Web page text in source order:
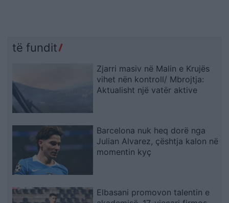
të fundit
Zjarri masiv në Malin e Krujës
vihet nën kontroll/ Mbrojtja:
Aktualisht një vatër aktive
Barcelona nuk heq dorë nga
Julian Alvarez, çështja kalon në
momentin kyç
Elbasani promovon talentin e